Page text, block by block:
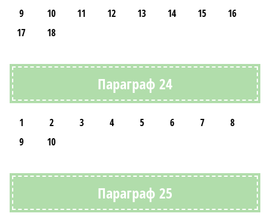
9
10 11 12 13 14 15
16
17
18
Параграф 24
1 2 3 4 5 6 7
8
9
10
Параграф 25